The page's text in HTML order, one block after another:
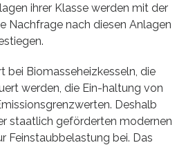
ihrer Klasse werden mit der
Nachfrage nach diesen Anlagen
bei Biomasseheizkesseln, die
werden, die Ein-haltung von
Deshalb
staatlich geförderten modernen
Feinstaubbelastung bei. Das